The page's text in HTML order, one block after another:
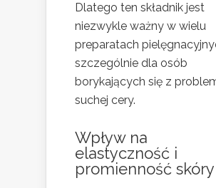
Dlatego ten składnik jest
niezwykle ważny w wielu
preparatach
szczególnie dla osób
borykających się z
suchej cery.
Wpływ na
elastyczność i
promienność skóry